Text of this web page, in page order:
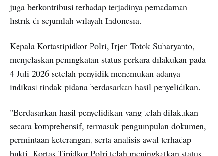
juga berkontribusi terhadap terjadinya pemadaman
listrik di sejumlah wilayah Indonesia.
Kepala Kortastipidkor Polri, Irjen Totok Suharyanto,
menjelaskan peningkatan status perkara dilakukan pada
4 Juli 2026 setelah penyidik menemukan adanya
indikasi tindak pidana berdasarkan hasil penyelidikan.
"Berdasarkan hasil penyelidikan yang telah dilakukan
secara komprehensif, termasuk pengumpulan dokumen,
permintaan keterangan, serta analisis awal terhadap
bukti, Kortas Tipidkor Polri telah meningkatkan status